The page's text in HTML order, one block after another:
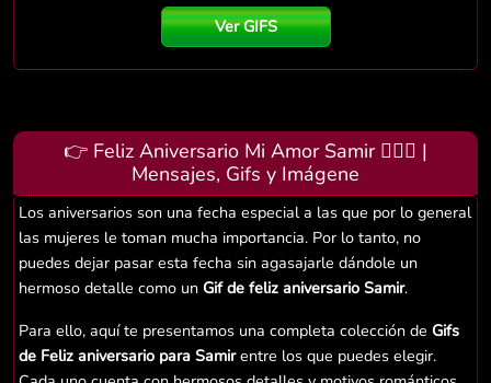
Ver GIFS
👉 Feliz Aniversario Mi Amor Samir 👨‍❤️‍👨 |
Mensajes, Gifs y Imágene
Los aniversarios son una fecha especial a las que por lo general
las mujeres le toman mucha importancia. Por lo tanto, no
puedes dejar pasar esta fecha sin agasajarle dándole un
hermoso detalle como un Gif de feliz aniversario Samir.
Para ello, aquí te presentamos una completa colección de Gifs
de Feliz aniversario para Samirentre los que puedes elegir.